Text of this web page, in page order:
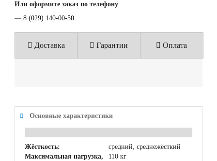
Или оформите заказ по телефону
— 8 (029) 140-00-50
Доставка Гарантии Оплата
Основные характеристики
Жёсткость:
средний, среднежёсткий
Максимальная нагрузка,
110 кг